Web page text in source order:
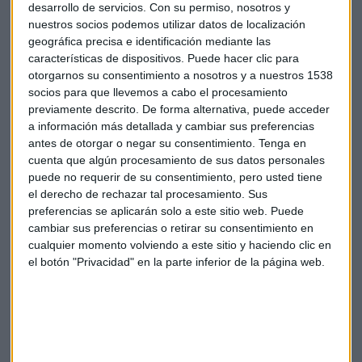
desarrollo de servicios. Con su permiso, nosotros y
nuestros socios podemos utilizar datos de localización
geográfica precisa e identificación mediante las
características de dispositivos. Puede hacer clic para
otorgarnos su consentimiento a nosotros y a nuestros 1538
socios para que llevemos a cabo el procesamiento
previamente descrito. De forma alternativa, puede acceder
a información más detallada y cambiar sus preferencias
antes de otorgar o negar su consentimiento. Tenga en
cuenta que algún procesamiento de sus datos personales
puede no requerir de su consentimiento, pero usted tiene
el derecho de rechazar tal procesamiento. Sus
preferencias se aplicarán solo a este sitio web. Puede
cambiar sus preferencias o retirar su consentimiento en
cualquier momento volviendo a este sitio y haciendo clic en
el botón "Privacidad" en la parte inferior de la página web.
varias denominaciones.
El Tesoro Público completará el calendario de noviembre
con dos emisiones más: el martes 20, de letras a 3 y 9 meses,
y el jueves día 22, de bonos y obligaciones.
Bolsa Economía Ibex 35 España
Tesoro Subasta